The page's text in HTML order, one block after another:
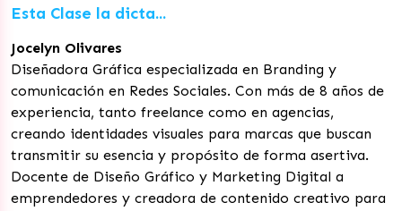
Esta Clase la dicta...
Jocelyn Olivares
Diseñadora Gráfica especializada en Branding y
comunicación en Redes Sociales. Con más de 8 años de
experiencia, tanto freelance como en agencias,
creando identidades visuales para marcas que buscan
transmitir su esencia y propósito de forma asertiva.
Docente de Diseño Gráfico y Marketing Digital a
emprendedores y creadora de contenido creativo para